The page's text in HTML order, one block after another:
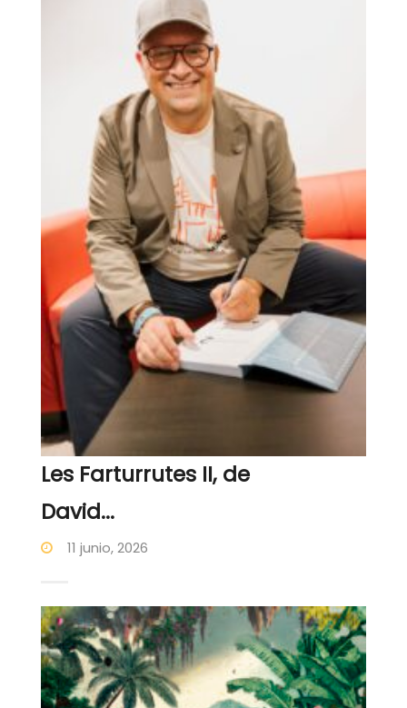
Les Farturrutes II, de
David...
11 junio, 2026